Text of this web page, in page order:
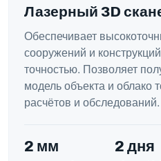
Лазерный 3D
Обеспечивает
сооружений и
точностью. Позволяет
модель объекта и облако
расчётов и обследований.
2 мм 2 дня